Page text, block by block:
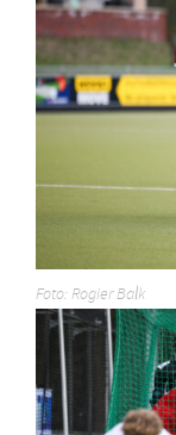
Foto: Rogier Balk